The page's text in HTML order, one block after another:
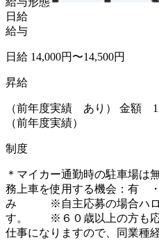
日給
給与
日給 14,000円〜14,500円
昇給
（前年度実績 あり） 金額 1
（前年度実績）
制度
＊マイカー通勤時の駐車場
務上車を使用する機会：有
み ※自主応募の場合ハロ
す。 ※６０歳以上の方も応
仕事になりますので、同業種